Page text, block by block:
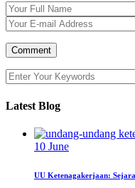
Latest Blog
10 June
UU Ketenagakerjaan: